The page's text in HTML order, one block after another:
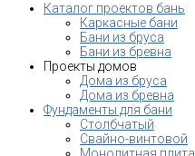
Каталог проектов бань
Каркасные бани
Бани из бруса
Бани из бревна
Проекты домов
Дома из бруса
Дома из бревна
Фундаменты для бани
Столбчатый
Свайно-винтовой